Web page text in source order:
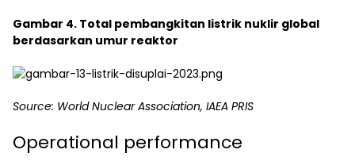
Gambar 4. Total pembangkitan listrik nuklir global
berdasarkan umur reaktor
Source: World Nuclear Association, IAEA PRIS
Operational performance